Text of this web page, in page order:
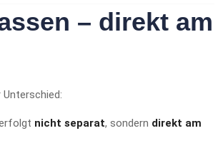
– direkt am
nicht separat, sondern direkt am